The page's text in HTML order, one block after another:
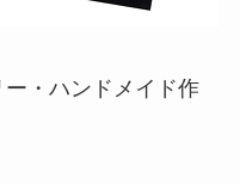
・ハンドメイド作